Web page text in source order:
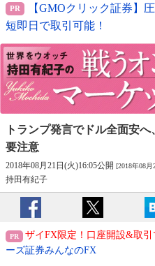
【GMOクリック証券】
短即日で取引可能！
トランプ発言でドル全面安へ
要注意
2018年08月21日(火)16:05公開 [2018年08
持田有紀子
ザイFX限定！口座開設&取引
ーズ証券みんなのFX